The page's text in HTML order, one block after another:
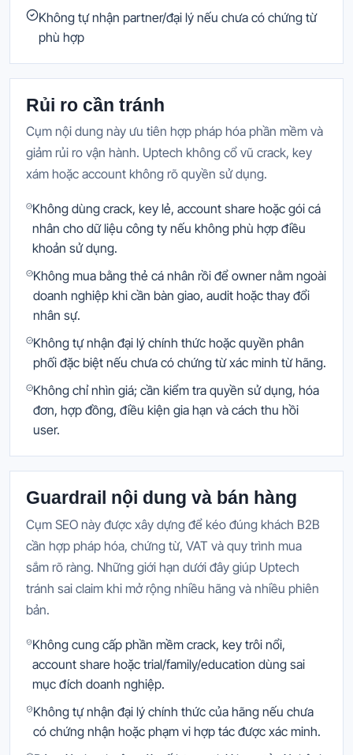
Không tự nhận partner/đại lý nếu chưa có chứng từ
phù hợp
Rủi ro cần tránh
Cụm nội dung này ưu tiên hợp pháp hóa phần mềm và
giảm rủi ro vận hành. Uptech không cổ vũ crack, key
xám hoặc account không rõ quyền sử dụng.
Không dùng crack, key lẻ, account share hoặc gói cá
nhân cho dữ liệu công ty nếu không phù hợp điều
khoản sử dụng.
Không mua bằng thẻ cá nhân rồi để owner nằm ngoài
doanh nghiệp khi cần bàn giao, audit hoặc thay đổi
nhân sự.
Không tự nhận đại lý chính thức hoặc quyền phân
phối đặc biệt nếu chưa có chứng từ xác minh từ hãng.
Không chỉ nhìn giá; cần kiểm tra quyền sử dụng, hóa
đơn, hợp đồng, điều kiện gia hạn và cách thu hồi
user.
Guardrail nội dung và bán hàng
Cụm SEO này được xây dựng để kéo đúng khách B2B
cần hợp pháp hóa, chứng từ, VAT và quy trình mua
sắm rõ ràng. Những giới hạn dưới đây giúp Uptech
tránh sai claim khi mở rộng nhiều hãng và nhiều phiên
bản.
Không cung cấp phần mềm crack, key trôi nổi,
account share hoặc trial/family/education dùng sai
mục đích doanh nghiệp.
Không tự nhận đại lý chính thức của hãng nếu chưa
có chứng nhận hoặc phạm vi hợp tác được xác minh.